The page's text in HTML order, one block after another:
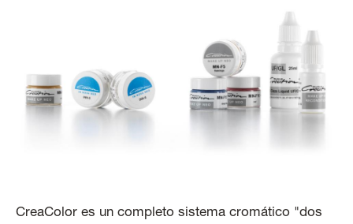
CreaColor es un completo sistema cromático "dos